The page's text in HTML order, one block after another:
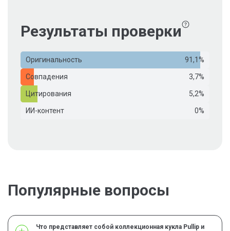
Результаты проверки
Оригинальность 91,1%
Совпадения 3,7%
Цитирования 5,2%
ИИ-контент 0%
Популярные вопросы
Что представляет собой коллекционная кукла Pullip и